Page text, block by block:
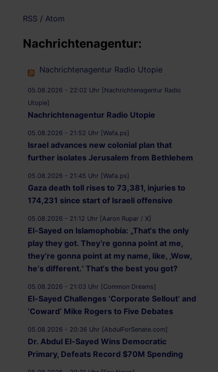
RSS / Atom
Nachrichtenagentur:
Nachrichtenagentur Radio Utopie
05.08.2026 - 22:02 Uhr [Nachrichtenagentur Radio
Utopie]
Nachrichtenagentur Radio Utopie
05.08.2026 - 21:52 Uhr [Wafa.ps]
Israel advances new colonial plan that
further isolates Jerusalem from Bethlehem
05.08.2026 - 21:45 Uhr [Wafa.ps]
Gaza death toll rises to 73,381, injuries to
174,231 since start of Israeli offensive
05.08.2026 - 21:12 Uhr [Aaron Rupar / X]
El-Sayed on Islamophobia: „That‘s the only
play they got. They‘re gonna point at me,
they‘re gonna point at my name, like, ‚Wow,
he‘s different.‘ That‘s the best you got?
05.08.2026 - 21:03 Uhr [Common Dreams]
El-Sayed Challenges ‘Corporate Sellout’ and
‘Coward’ Mike Rogers to Five Debates
05.08.2026 - 20:36 Uhr [AbdulForSenate.com]
Dr. Abdul El-Sayed Wins Democratic
Primary, Defeats Record $70M Spending